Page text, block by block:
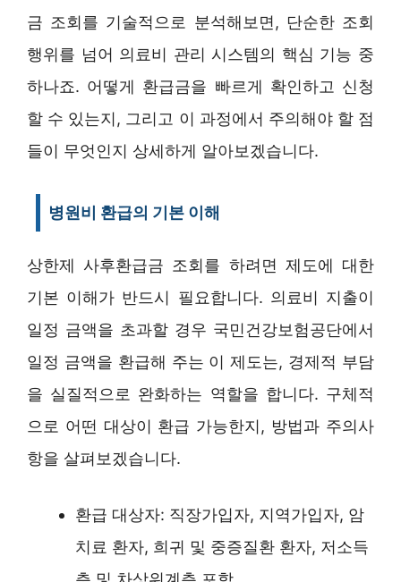
금 조회를 기술적으로 분석해보면, 단순한 조회
행위를 넘어 의료비 관리 시스템의 핵심 기능 중
하나죠. 어떻게 환급금을 빠르게 확인하고 신청
할 수 있는지, 그리고 이 과정에서 주의해야 할 점
들이 무엇인지 상세하게 알아보겠습니다.
병원비 환급의 기본 이해
상한제 사후환급금 조회를 하려면 제도에 대한
기본 이해가 반드시 필요합니다. 의료비 지출이
일정 금액을 초과할 경우 국민건강보험공단에서
일정 금액을 환급해 주는 이 제도는, 경제적 부담
을 실질적으로 완화하는 역할을 합니다. 구체적
으로 어떤 대상이 환급 가능한지, 방법과 주의사
항을 살펴보겠습니다.
환급 대상자: 직장가입자, 지역가입자, 암
치료 환자, 희귀 및 중증질환 환자, 저소득